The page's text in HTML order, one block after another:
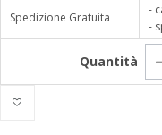
Spedizione Gratuita
-
-
Quantità